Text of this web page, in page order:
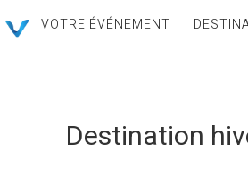
VOTRE ÉVÉNEMENT
Destination